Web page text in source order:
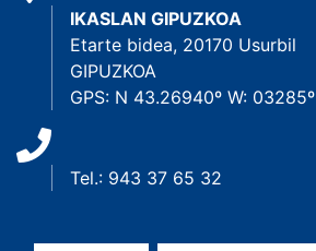
IKASLAN GIPUZKOA
Etarte bidea, 20170 Usurbil
GIPUZKOA
GPS: N 43.26940º W: 03285º
Tel.: 943 37 65 32